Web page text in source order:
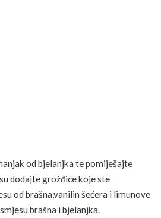
od bjelanjka te pomiješajte
dodajte grožđice koje ste
od brašna,vanilin šećera i limunove
brašna i bjelanjka.